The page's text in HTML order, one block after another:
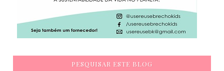
PESQUISAR ESTE BLOG